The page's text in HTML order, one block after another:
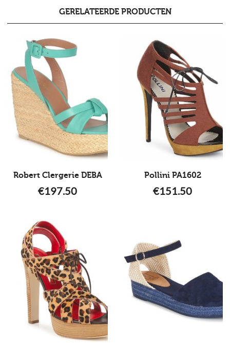
GERELATEERDE PRODUCTEN
Robert Clergerie DEBA
€197.50
Pollini PA1602
€151.50